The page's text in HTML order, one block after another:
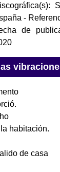
-
de
habitación.
de casa